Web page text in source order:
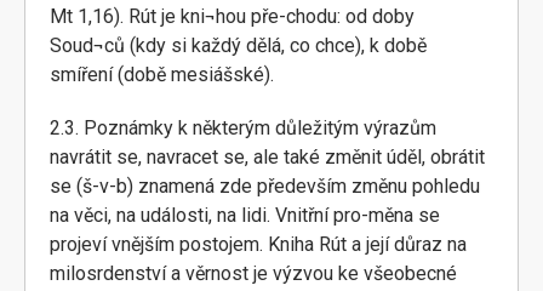
Mt 1,16). Rút je kni¬hou pře-chodu: od doby
Soud¬ců (kdy si každý dělá, co chce), k době
smíření (době mesiášské).
2.3. Poznámky k některým důležitým výrazům
navrátit se, navracet se, ale také změnit úděl, obrátit
se (š-v-b) znamená zde především změnu pohledu
na věci, na události, na lidi. Vnitřní pro-měna se
projeví vnějším postojem. Kniha Rút a její důraz na
milosrdenství a věrnost je výzvou ke všeobecné